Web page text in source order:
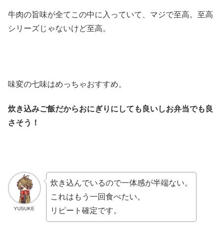
牛肉の旨味が全てこの中に入っていて、マジで至高。至高
シリーズじゃないけど至高。
味変の七味はめっちゃおすすめ。
炊き込みご飯だからおにぎりにしても良いしお弁当でも良
さそう！
YUSUKE
炊き込んでいるので一体感が半端ない。
これはもう一回食べたい。
リピート確定です。